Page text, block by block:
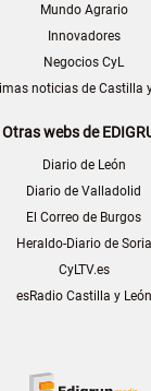
Mundo Agrario
Innovadores
Negocios CyL
noticias de Castilla
Otras webs de
Diario de León
Diario de Valladolid
El Correo de Burgos
Heraldo-Diario de Soria
CyLTV.es
esRadio Castilla y León